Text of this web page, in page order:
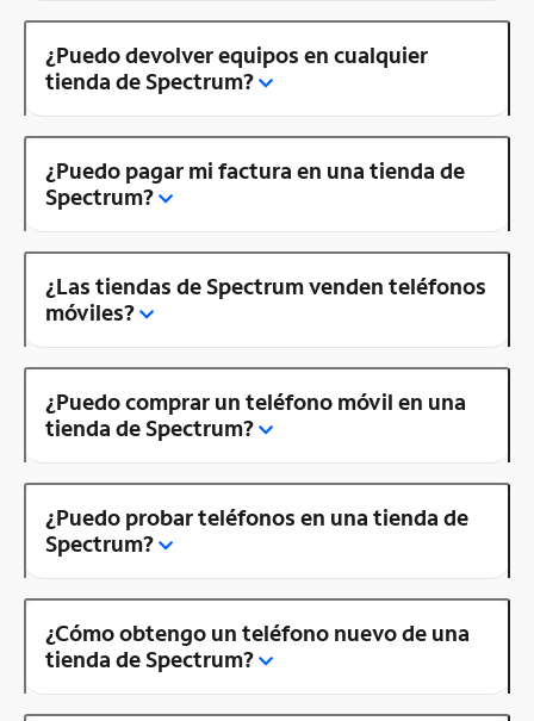
¿Puedo devolver equipos en cualquier
tienda de Spectrum?
¿Puedo pagar mi factura en una tienda de
Spectrum?
¿Las tiendas de Spectrum venden teléfonos
móviles?
¿Puedo comprar un teléfono móvil en una
tienda de Spectrum?
¿Puedo probar teléfonos en una tienda de
Spectrum?
¿Cómo obtengo un teléfono nuevo de una
tienda de Spectrum?